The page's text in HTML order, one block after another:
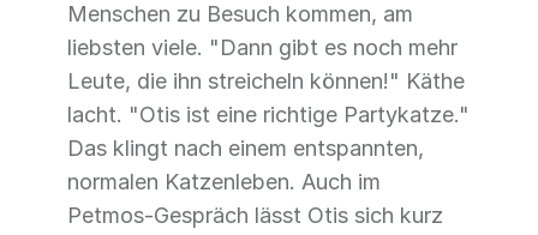
Menschen zu Besuch kommen, am
liebsten viele. "Dann gibt es noch mehr
Leute, die ihn streicheln können!" Käthe
lacht. "Otis ist eine richtige Partykatze."
Das klingt nach einem entspannten,
normalen Katzenleben. Auch im
Petmos-Gespräch lässt Otis sich kurz